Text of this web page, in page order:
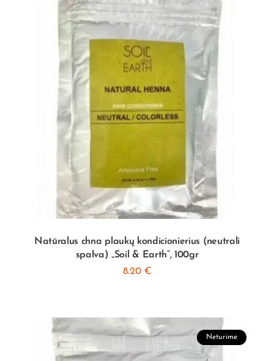
Natūralus chna plaukų kondicionierius (neutrali
spalva) „Soil & Earth”, 100gr
8.20 €
Neturime